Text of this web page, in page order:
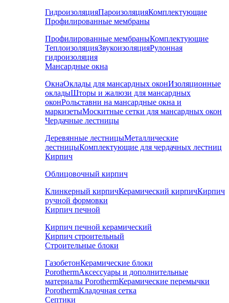
ГидроизоляцияПароизоляцияКомплектующие
Профилированные мембраны
Профилированные мембраныКомплектующие
ТеплоизоляцияЗвукоизоляцияРулонная
гидроизоляция
Мансардные окна
ОкнаОклады для мансардных оконИзоляционные
окладыШторы и жалюзи для мансардных
оконРольставни на мансардные окна и
маркизетыМоскитные сетки для мансардных окон
Чердачные лестницы
Деревянные лестницыМеталлические
лестницыКомплектующие для чердачных лестниц
Кирпич
Облицовочный кирпич
Клинкерный кирпичКерамический кирпичКирпич
ручной формовки
Кирпич печной
Кирпич печной керамический
Кирпич строительный
Строительные блоки
ГазобетонКерамические блоки
PorothermАксессуары и дополнительные
материалы PorothermКерамические перемычки
PorothermКладочная сетка
Септики